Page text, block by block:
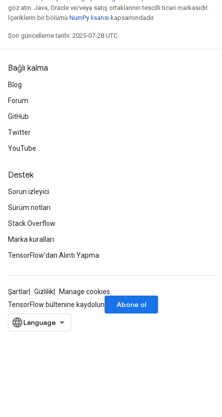
göz atın. Java, Oracle ve/veya satış ortaklarının tescilli ticari markasıdır.
İçeriklerin bir bölümü NumPy lisansı kapsamındadır.
Son güncelleme tarihi: 2025-07-28 UTC.
Bağlı kalma
Blog
Forum
GitHub
Twitter
YouTube
Destek
Sorun izleyici
Sürüm notları
Stack Overflow
Marka kuralları
TensorFlow'dan Alıntı Yapma
Şartlar Gizlilik
Manage cookies
TensorFlow bültenine kaydolun
Abone ol